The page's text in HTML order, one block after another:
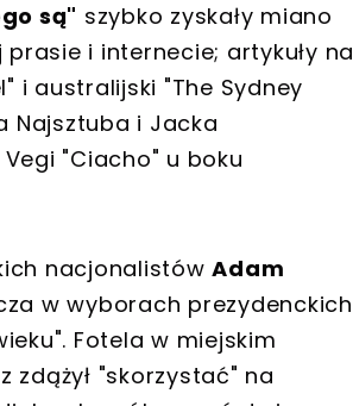
są" szybko zyskały miano
i internecie; artykuły na
i australijski "The Sydney
Najsztuba i Jacka
"Ciacho" u boku
nacjonalistówAdam
w wyborach prezydenckich
Fotela w miejskim
zdążył "skorzystać" na